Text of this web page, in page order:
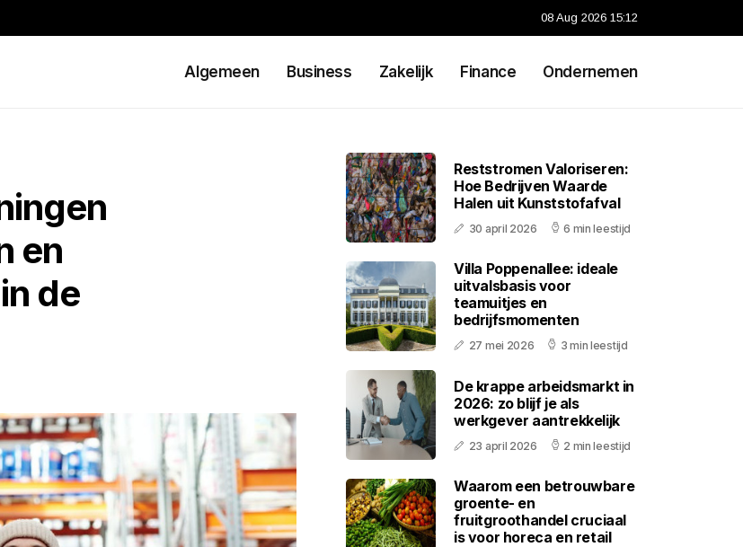
08 Aug 2026 15:12
Algemeen Business Zakelijk Finance Ondernemen
en
de
Reststromen Valoriseren:
Hoe Bedrijven Waarde
Halen uit Kunststofafval
30 april 2026 6 min leestijd
Villa Poppenallee: ideale
uitvalsbasis voor
teamuitjes en
bedrijfsmomenten
27 mei 2026 3 min leestijd
De krappe arbeidsmarkt in
2026: zo blijf je als
werkgever aantrekkelijk
23 april 2026 2 min leestijd
Waarom een betrouwbare
groente- en
fruitgroothandel cruciaal
is voor horeca en retail